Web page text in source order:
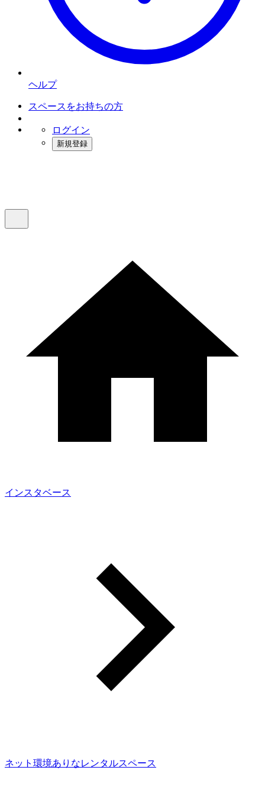
ヘルプ
スペースをお持ちの方
ログイン
新規登録
インスタベース
ネット環境ありなレンタルスペース